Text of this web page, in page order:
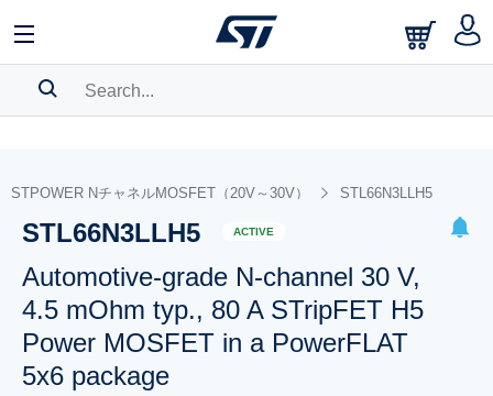
BOOKMARK
Pleaselog into show your saved searches.
STPOWER NチャネルMOSFET（20V～30V） STL66N3LLH5
STL66N3LLH5 ACTIVE
Automotive-grade N-channel 30 V,
4.5 mOhm typ., 80 A STripFET H5
Power MOSFET in a PowerFLAT
5x6 package